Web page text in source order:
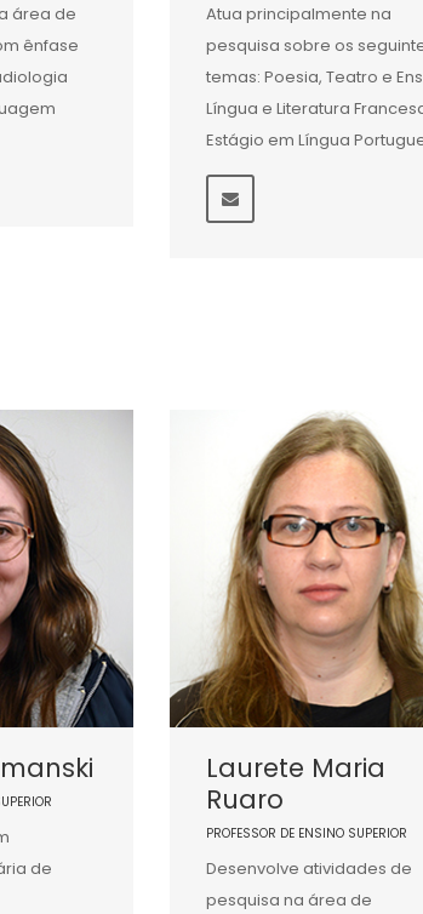
área de
ênfase
Atua principalmente na
pesquisa sobre os
temas: Poesia, Teatro e
Língua e Literatura
Estágio em Língua
de
Laurete Maria
Ruaro
PROFESSOR DE ENSINO SUPERIOR
Desenvolve atividades de
pesquisa na área de